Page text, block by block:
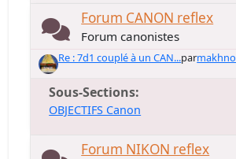
Forum CANON reflex
Forum canonistes
Re : 7d1 couplé à un CAN...parmakhno
Sous-Sections
OBJECTIFS Canon
Forum NIKON reflex